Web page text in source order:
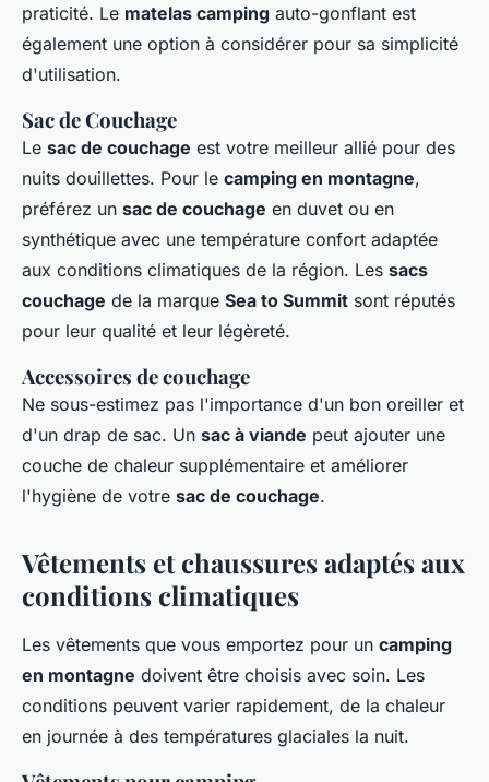
praticité. Le matelas camping auto-gonflant est
également une option à considérer pour sa simplicité
d'utilisation.
Sac de Couchage
Le sac de couchage est votre meilleur allié pour des
nuits douillettes. Pour le camping en montagne,
préférez un sac de couchage en duvet ou en
synthétique avec une température confort adaptée
aux conditions climatiques de la région. Les sacs
couchage de la marque Sea to Summit sont réputés
pour leur qualité et leur légèreté.
Accessoires de couchage
Ne sous-estimez pas l'importance d'un bon oreiller et
d'un drap de sac. Un sac à viande peut ajouter une
couche de chaleur supplémentaire et améliorer
l'hygiène de votre sac de couchage.
Vêtements et chaussures adaptés aux
conditions climatiques
Les vêtements que vous emportez pour un camping
en montagne doivent être choisis avec soin. Les
conditions peuvent varier rapidement, de la chaleur
en journée à des températures glaciales la nuit.